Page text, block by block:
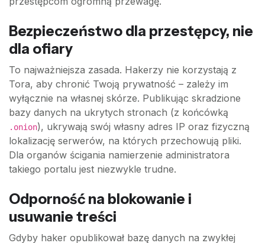
Bezpieczeństwo dla przestępcy, nie
dla ofiary
To najważniejsza zasada. Hakerzy nie korzystają z
Tora, aby chronić Twoją prywatność – zależy im
wyłącznie na własnej skórze. Publikując skradzione
bazy danych na ukrytych stronach (z końcówką
.onion), ukrywają swój własny adres IP oraz fizyczną
lokalizację serwerów, na których przechowują pliki.
Dla organów ścigania namierzenie administratora
takiego portalu jest niezwykle trudne.
Odporność na blokowanie i
usuwanie treści
Gdyby haker opublikował bazę danych na zwykłej